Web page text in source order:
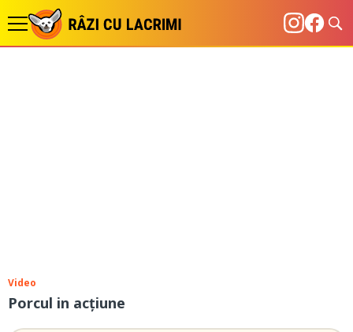
Video
Porcul in acțiune